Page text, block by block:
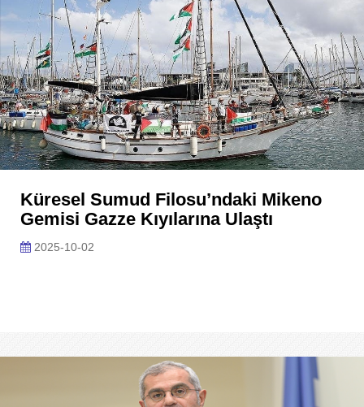
Küresel Sumud Filosu’ndaki Mikeno
Gemisi Gazze Kıyılarına Ulaştı
2025-10-02